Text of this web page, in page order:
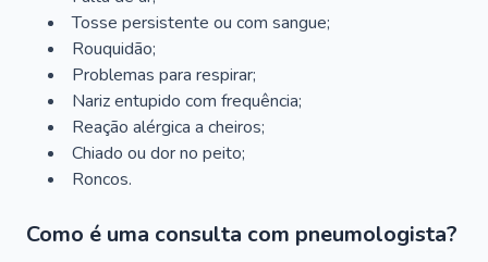
Tosse persistente ou com sangue;
Rouquidão;
Problemas para respirar;
Nariz entupido com frequência;
Reação alérgica a cheiros;
Chiado ou dor no peito;
Roncos.
Como é uma consulta com pneumologista?